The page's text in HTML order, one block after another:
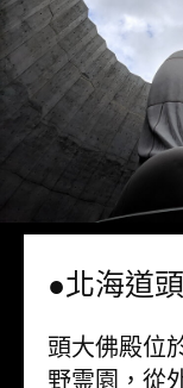
●北海道
頭大佛殿位
野霊園，從